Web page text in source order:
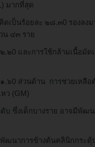
มากที่สุด
เป็นร้อยละ ๒๘.๓0 รองลงม
น ๔๓ ราย
.๒0 และการใช้กล้ามเนื้อมั
.๖0 ส่วนด้าน การช่วยเหลือ
ว (GM)
บ ซึ่งเด็กบางราย อาจมีพัฒ
พัฒนาการข้างต้นคลินิกกระ